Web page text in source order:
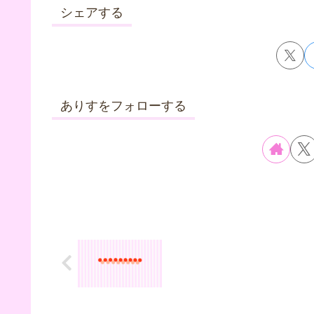
シェアする
ありすをフォローする